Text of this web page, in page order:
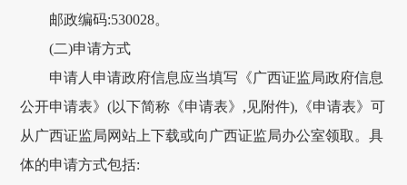
邮政编码:530028。
(二)申请方式
申请人申请政府信息应当填写《广西证监局政府信息
公开申请表》(以下简称《申请表》,见附件),《申请表》可
从广西证监局网站上下载或向广西证监局办公室领取。具
体的申请方式包括: